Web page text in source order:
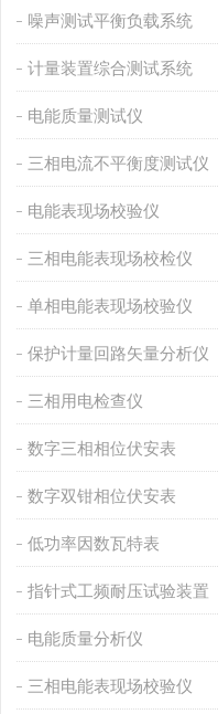
噪声测试平衡负载系统
计量装置综合测试系统
电能质量测试仪
三相电流不平衡度测试仪
电能表现场校验仪
三相电能表现场校检仪
单相电能表现场校验仪
保护计量回路矢量分析仪
三相用电检查仪
数字三相相位伏安表
数字双钳相位伏安表
低功率因数瓦特表
指针式工频耐压试验装置
电能质量分析仪
三相电能表现场校验仪